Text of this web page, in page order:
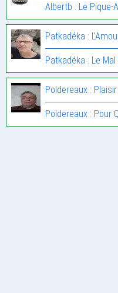
Albertb : Le Pique-
Patkadéka :
Patkadéka : Le
Poldereaux : Plaisir
Poldereaux : Pour